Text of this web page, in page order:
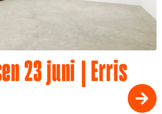
23 juni | Erris